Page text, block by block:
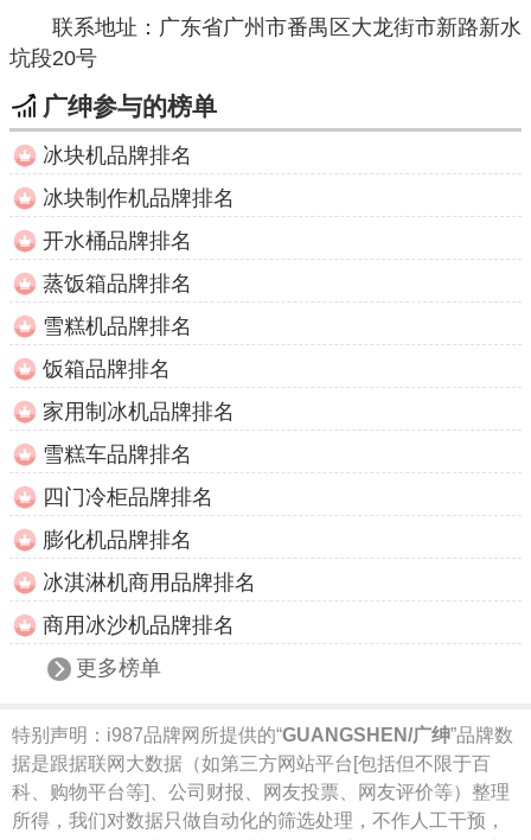
联系地址：广东省广州市番禺区大龙街市新路新水
坑段20号
广绅参与的榜单
冰块机品牌排名
冰块制作机品牌排名
开水桶品牌排名
蒸饭箱品牌排名
雪糕机品牌排名
饭箱品牌排名
家用制冰机品牌排名
雪糕车品牌排名
四门冷柜品牌排名
膨化机品牌排名
冰淇淋机商用品牌排名
商用冰沙机品牌排名
更多榜单
特别声明： i987品牌网所提供的“GUANGSHEN/广绅”品牌数
据是跟据联网大数据（如第三方网站平台[包括但不限于百
科、购物平台等]、公司财报、网友投票、网友评价等）整理
所得，我们对数据只做自动化的筛选处理，不作人工干预，